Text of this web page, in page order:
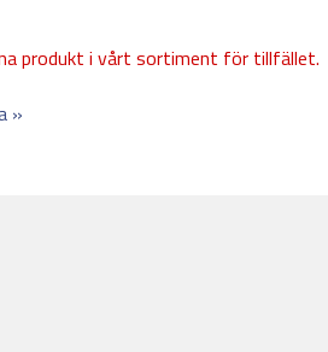
produkt i vårt sortiment för tillfället.
»